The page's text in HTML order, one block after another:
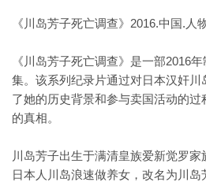
《川岛芳子死亡调查》2016.中国.人
《川岛芳子死亡调查》是一部2016
集。该系列纪录片通过对日本汉奸
了她的历史背景和参与卖国活动的过
的真相。
川岛芳子出生于满清皇族爱新觉罗
日本人川岛浪速做养女，改名为川